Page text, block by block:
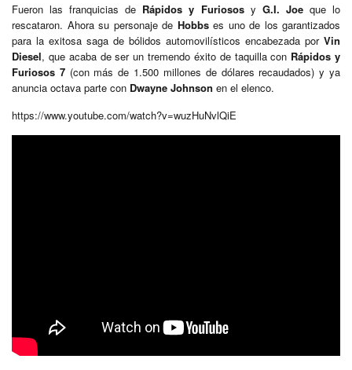
Fueron las franquicias de Rápidos y Furiososy G.I. Joeque lo
rescataron. Ahora su personaje de Hobbses uno de los garantizados
para la exitosa saga de bólidos automovilísticos encabezada por Vin
Diesel, que acaba de ser un tremendo éxito de taquilla con Rápidos y
Furiosos 7(con más de 1.500 millones de dólares recaudados) y ya
anuncia octava parte con Dwayne Johnson en el elenco.
https://www.youtube.com/watch?v=wuzHuNvlQiE